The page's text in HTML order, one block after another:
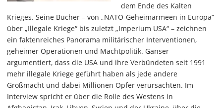
dem Ende des Kalten
Krieges. Seine Bücher – von „NATO-Geheimarmeen in Europa“
über „Illegale Kriege“ bis zuletzt „Imperium USA“ – zeichnen
ein faktenreiches Panorama militärischer Interventionen,
geheimer Operationen und Machtpolitik. Ganser
argumentiert, dass die USA und ihre Verbündeten seit 1991
mehr illegale Kriege geführt haben als jede andere
Großmacht und dabei Millionen Opfer verursachten. Im
Interview spricht er über die Rolle des Westens in